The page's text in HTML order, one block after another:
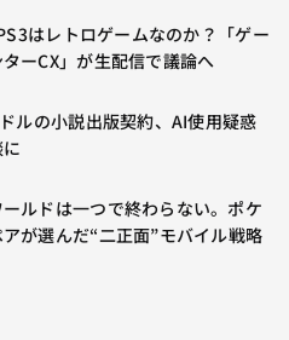
はレトロゲームなのか？「ゲー
ーCX」が生配信で議論へ
ルの小説出版契約、AI使用疑惑
ルドは一つで終わらない。ポケ
アが選んだ“二正面”モバイル戦略